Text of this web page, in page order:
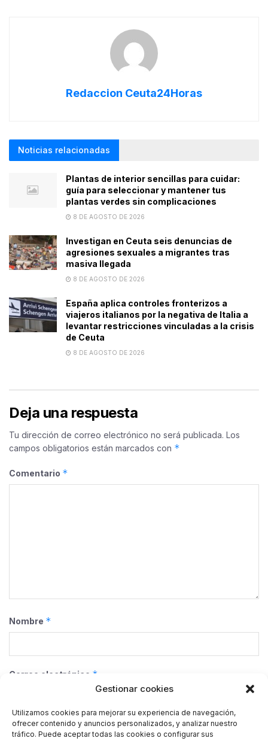
Gestionar cookies
Utilizamos cookies para mejorar su experiencia de navegación,
ofrecer contenido y anuncios personalizados, y analizar nuestro
tráfico. Puede aceptar todas las cookies o configurar sus
Redaccion Ceuta24Horas
Noticias relacionadas
Plantas de interior sencillas para cuidar:
guía para seleccionar y mantener tus
plantas verdes sin complicaciones
8 DE AGOSTO DE 2026
Investigan en Ceuta seis denuncias de
agresiones sexuales a migrantes tras
masiva llegada
8 DE AGOSTO DE 2026
España aplica controles fronterizos a
viajeros italianos por la negativa de Italia a
levantar restricciones vinculadas a la crisis
de Ceuta
8 DE AGOSTO DE 2026
Deja una respuesta
Tu dirección de correo electrónico no será publicada. Los
campos obligatorios están marcados con *
Comentario *
Nombre *
Correo electrónico *
Web